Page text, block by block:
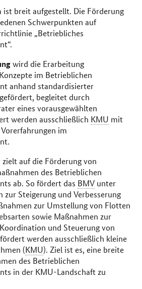
ist breit aufgestellt. Die Förderung
Schwerpunkten auf
„Betriebliches
wird die Erarbeitung
im Betrieblichen
anhand standardisierter
begleitet durch
eines vorausgewählten
werden ausschließlich KMU mit
im
zielt auf die Förderung von
des Betrieblichen
ab. So fördert das BMVunter
zur Steigerung und Verbesserung
zur Umstellung von Flotten
sowie Maßnahmen zur
und Steuerung von
werden ausschließlich kleine
(KMU). Ziel ist es, eine breite
des Betrieblichen
in der KMU-Landschaft zu